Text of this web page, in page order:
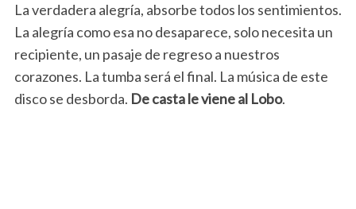
La verdadera alegría, absorbe todos los sentimientos.
La alegría como esa no desaparece, solo necesita un
recipiente, un pasaje de regreso a nuestros
corazones. La tumba será el final. La música de este
disco se desborda. De casta le viene al Lobo.